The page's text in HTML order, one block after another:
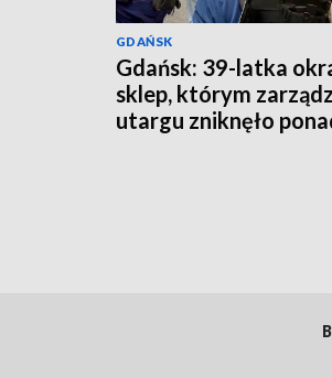
GDAŃSK
Gdańsk: 39-latka
sklep, którym
utargu zniknęło